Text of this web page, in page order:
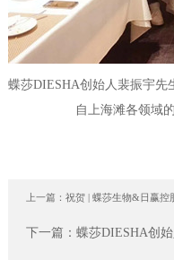
蝶莎DIESHA创始人裴振宇先
自上海滩各领域
上一篇： 祝贺 | 蝶莎生物&日赢控
下一篇： 蝶莎DIESHA创